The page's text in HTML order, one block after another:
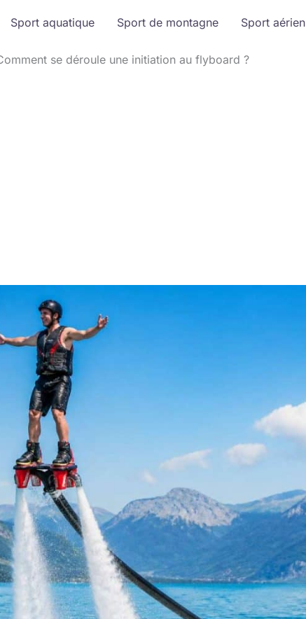
Sport aquatique Sport de montagne Sport aérien
se déroule une initiation au flyboard ?